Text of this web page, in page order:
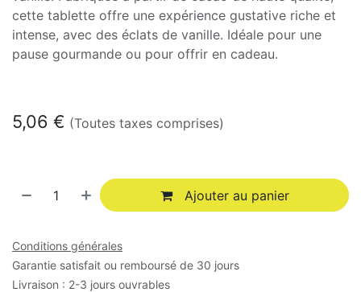
cette tablette offre une expérience gustative riche et
intense, avec des éclats de vanille. Idéale pour une
pause gourmande ou pour offrir en cadeau.
5,06 € (Toutes taxes comprises)
Ajouter au panier
Conditions générales
Garantie satisfait ou remboursé de 30 jours
Livraison : 2-3 jours ouvrables